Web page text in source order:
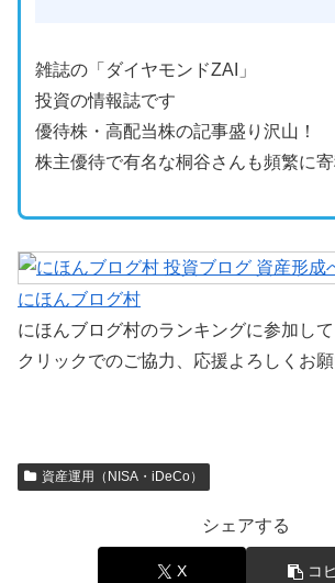
雑誌の「ダイヤモンドZAI」
投資の情報誌です
優待株・高配当株の記事盛り沢山！
株主優待で有名な桐谷さんも頻繁に
にほんブログ村
にほんブログ村のランキングに参加し
クリックでのご協力、応援よろしくお
資産運用（NISA・iDeCo）
シェアする
X コ